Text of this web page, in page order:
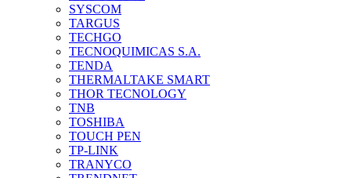
SYSCOM
TARGUS
TECHGO
TECNOQUIMICAS S.A.
TENDA
THERMALTAKE SMART
THOR TECNOLOGY
TNB
TOSHIBA
TOUCH PEN
TP-LINK
TRANYCO